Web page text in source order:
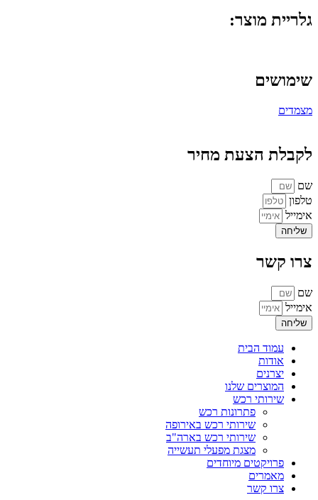
גלריית מוצר:
שימושים
מצמדים
לקבלת הצעת מחיר
שם
טלפון
אימייל
שליחה
צרו קשר
שם
אימייל
שליחה
עמוד הבית
אודות
יצרנים
המוצרים שלנו
שירותי רכש
פתרונות רכש
שירותי רכש באירופה
שירותי רכש בארה"ב
מצגת מפעלי תעשייה
פרויקטים מיוחדים
מאמרים
צרו קשר